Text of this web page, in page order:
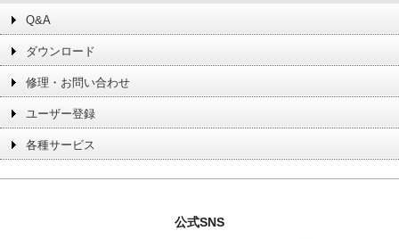
Q&A
ダウンロード
修理・お問い合わせ
ユーザー登録
各種サービス
公式SNS